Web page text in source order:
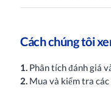
Cách chúng tôi
1. Phân tích đánh giá
2. Mua và kiểm tra